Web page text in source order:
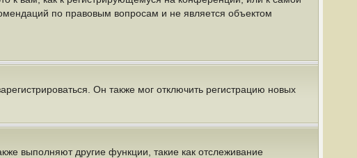
по правовым вопросам и не является объектом
Он также мог отключить регистрацию новых
выполняют другие функции, такие как отслеживание